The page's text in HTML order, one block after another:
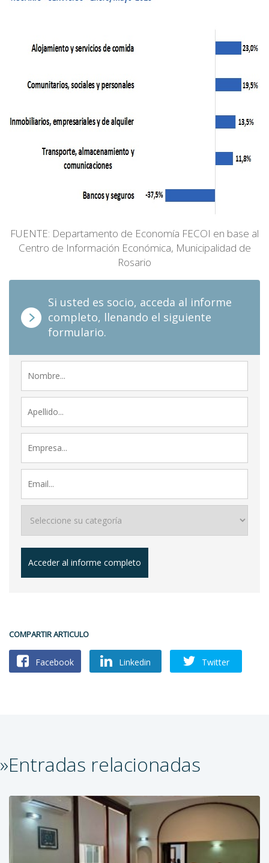
FUENTE: Departamento de Economía FECOI en base al
Centro de Información Económica, Municipalidad de
Rosario
Si usted es socio, acceda al informe
completo, llenando el siguiente
formulario.
Acceder al informe completo
COMPARTIR ARTICULO
Facebook Linkedin Twitter
»Entradas relacionadas